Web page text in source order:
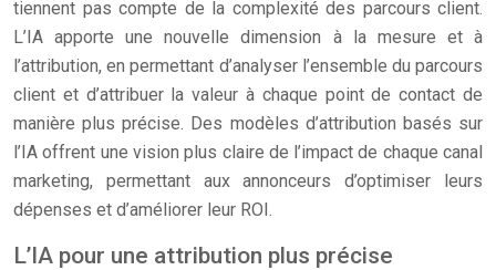
tiennent pas compte de la complexité des parcours client.
L’IA apporte une nouvelle dimension à la mesure et à
l’attribution, en permettant d’analyser l’ensemble du parcours
client et d’attribuer la valeur à chaque point de contact de
manière plus précise. Des modèles d’attribution basés sur
l’IA offrent une vision plus claire de l’impact de chaque canal
marketing, permettant aux annonceurs d’optimiser leurs
dépenses et d’améliorer leur ROI.
L’IA pour une attribution plus précise